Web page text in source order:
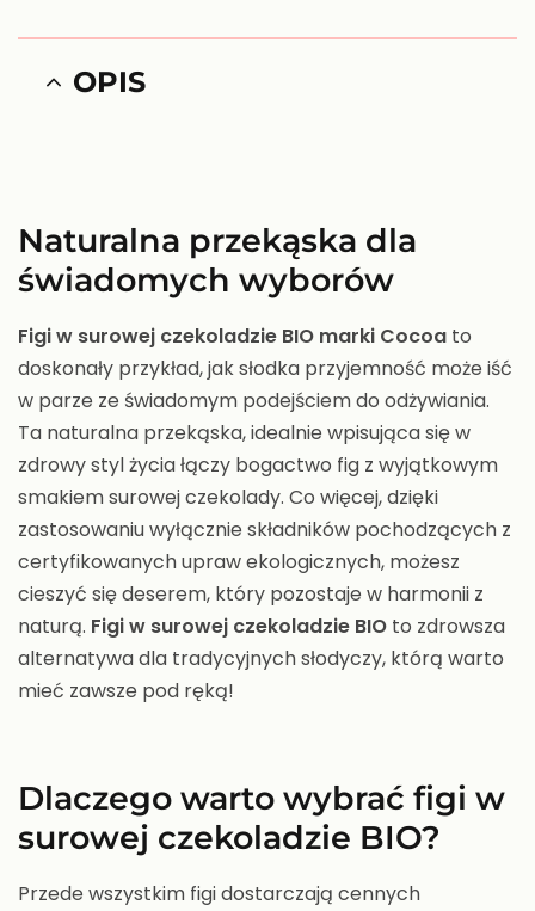
OPIS
Naturalna przekąska dla
świadomych wyborów
Figi w surowej czekoladzie BIO marki Cocoa to
doskonały przykład, jak słodka przyjemność może iść
w parze ze świadomym podejściem do odżywiania.
Ta naturalna przekąska, idealnie wpisująca się w
zdrowy styl życia łączy bogactwo fig z wyjątkowym
smakiem surowej czekolady. Co więcej, dzięki
zastosowaniu wyłącznie składników pochodzących z
certyfikowanych upraw ekologicznych, możesz
cieszyć się deserem, który pozostaje w harmonii z
naturą. Figi w surowej czekoladzie BIO to zdrowsza
alternatywa dla tradycyjnych słodyczy, którą warto
mieć zawsze pod ręką!
Dlaczego warto wybrać figi w
surowej czekoladzie BIO?
Przede wszystkim figi dostarczają cennych